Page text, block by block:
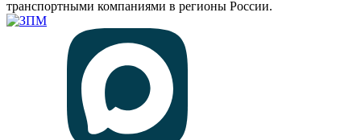
транспортными компаниями в регионы России.